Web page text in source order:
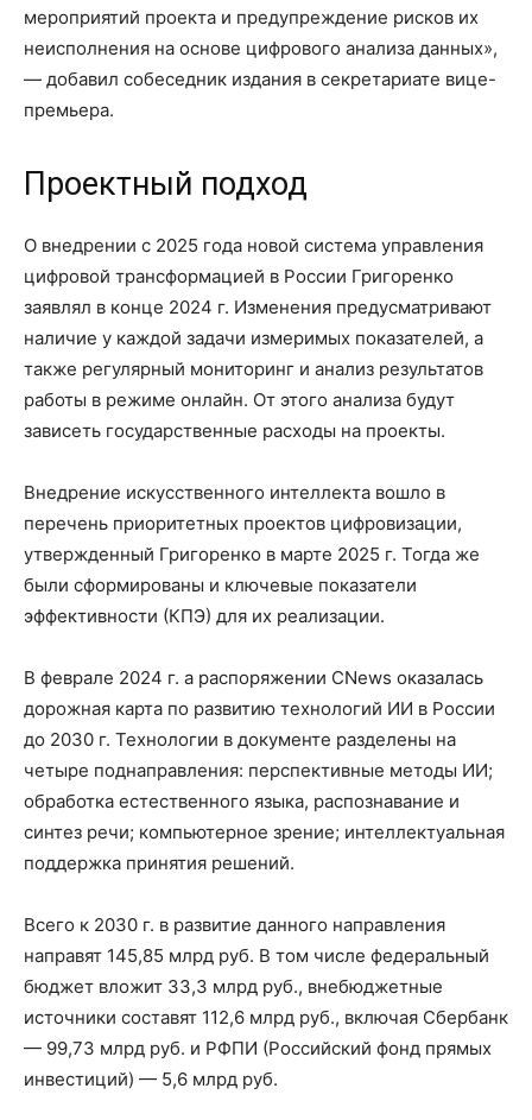
мероприятий проекта и предупреждение рисков их
неисполнения на основе цифрового анализа данных»,
— добавил собеседник издания в секретариате вице-
премьера.
Проектный подход
О внедрении с 2025 года новой система управления
цифровой трансформацией в России Григоренко
заявлял в конце 2024 г. Изменения предусматривают
наличие у каждой задачи измеримых показателей, а
также регулярный мониторинг и анализ результатов
работы в режиме онлайн. От этого анализа будут
зависеть государственные расходы на проекты.
Внедрение искусственного интеллекта вошло в
перечень приоритетных проектов цифровизации,
утвержденный Григоренко в марте 2025 г. Тогда же
были сформированы и ключевые показатели
эффективности (КПЭ) для их реализации.
В феврале 2024 г. а распоряжении CNews оказалась
дорожная карта по развитию технологий ИИ в России
до 2030 г. Технологии в документе разделены на
четыре поднаправления: перспективные методы ИИ;
обработка естественного языка, распознавание и
синтез речи; компьютерное зрение; интеллектуальная
поддержка принятия решений.
Всего к 2030 г. в развитие данного направления
направят 145,85 млрд руб. В том числе федеральный
бюджет вложит 33,3 млрд руб., внебюджетные
источники составят 112,6 млрд руб., включая Сбербанк
— 99,73 млрд руб. и РФПИ (Российский фонд прямых
инвестиций) — 5,6 млрд руб.